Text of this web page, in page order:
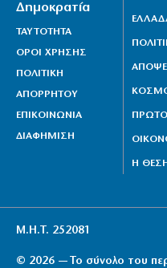
Δημοκρατία
ΤΑΥΤΟΤΗΤΑ
ΟΡΟΙ ΧΡΗΣΗΣ
ΠΟΛΙΤΙΚΗ
ΑΠΟΡΡΗΤΟΥ
ΕΠΙΚΟΙΝΩΝΙΑ
ΔΙΑΦΗΜΙΣΗ
Η
Μ.Η.Τ. 252081
© 2026 — Το σύνολο του